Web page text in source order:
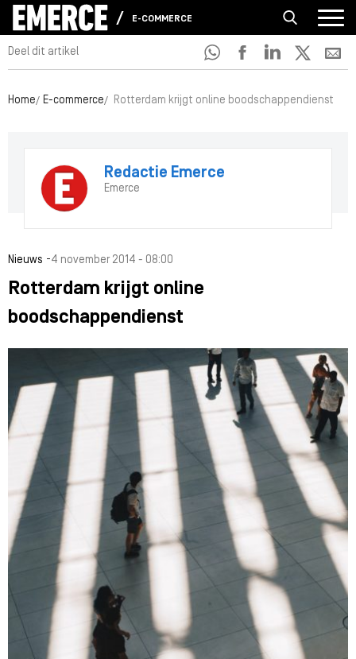
E-COMMERCE
Deel dit artikel
Home E-commerce Rotterdam krijgt online boodschappendienst
Redactie Emerce
Emerce
Nieuws -4 november 2014 - 08:00
Rotterdam krijgt online
boodschappendienst